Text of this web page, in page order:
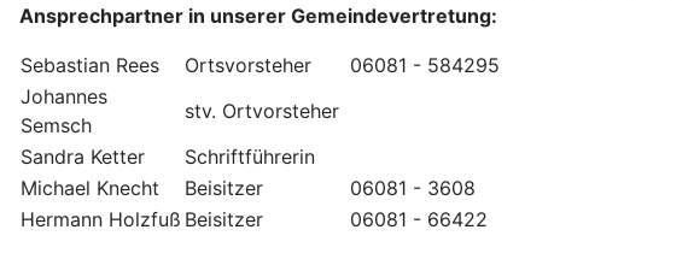
Ansprechpartner in unserer Gemeindevertretung:
Sebastian Rees Ortsvorsteher
06081 - 584295
Johannes
Semsch
stv. Ortvorsteher
Sandra Ketter
Schriftführerin
Michael Knecht
Beisitzer
06081 - 3608
Hermann Holzfuß Beisitzer 06081 - 66422